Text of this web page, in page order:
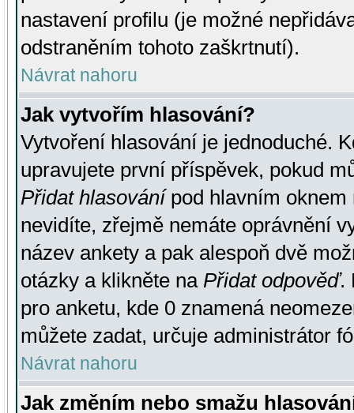
nastavení profilu (je možné
odstraněním tohoto zaškrtnutí).
Návrat nahoru
Jak vytvořím hlasování?
Vytvoření hlasování je jednoduché.
upravujete první příspěvek, pokud
Přidat hlasovánípod hlavním oknem
nevidíte, zřejmě nemáte oprávnění
název ankety a pak alespoň dvě
otázky a klikněte na Přidat odpověď.
pro anketu, kde 0 znamená
můžete zadat, určuje administrátor
Návrat nahoru
Jak změním nebo smažu